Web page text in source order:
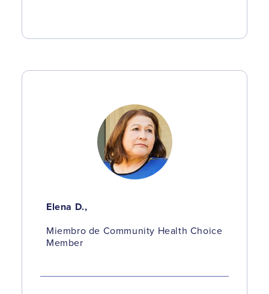
Elena D.,
Miembro de Community Health Choice
Member